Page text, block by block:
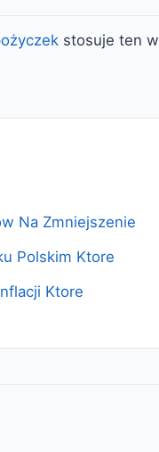
stosuje ten
Na Zmniejszenie
Polskim Ktore
Ktore